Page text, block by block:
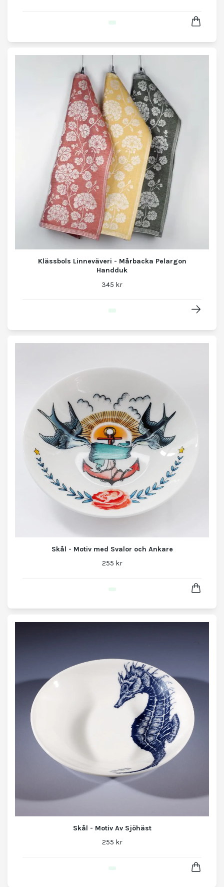
Klässbols Linneväveri - Mårbacka Pelargon
Handduk
345 kr
Skål - Motiv med Svalor och Ankare
255 kr
Skål - Motiv Av Sjöhäst
255 kr